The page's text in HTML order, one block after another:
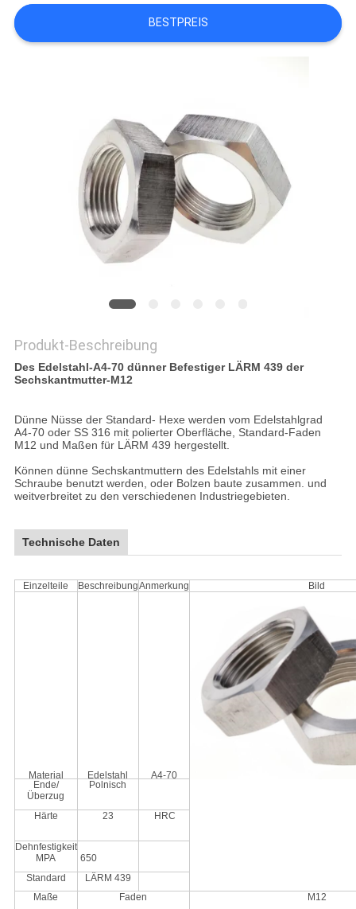
BESTPREIS
Produkt-Beschreibung
Des Edelstahl-A4-70 dünner Befestiger LÄRM 439 der
Sechskantmutter-M12
Dünne Nüsse der Standard- Hexe werden vom Edelstahlgrad
A4-70 oder SS 316 mit polierter Oberfläche, Standard-Faden
M12 und Maßen für LÄRM 439 hergestellt.
Können dünne Sechskantmuttern des Edelstahls mit einer
Schraube benutzt werden, oder Bolzen baute zusammen. und
weitverbreitet zu den verschiedenen Industriegebieten.
Technische Daten
Einzelteile BeschreibungAnmerkung Bild
Material Edelstahl
A4-70
Ende/
Überzug
Polnisch
Härte 23 HRC
Dehnfestigkeit
MPA
650
Standard
LÄRM 439
Maße
Faden
M12